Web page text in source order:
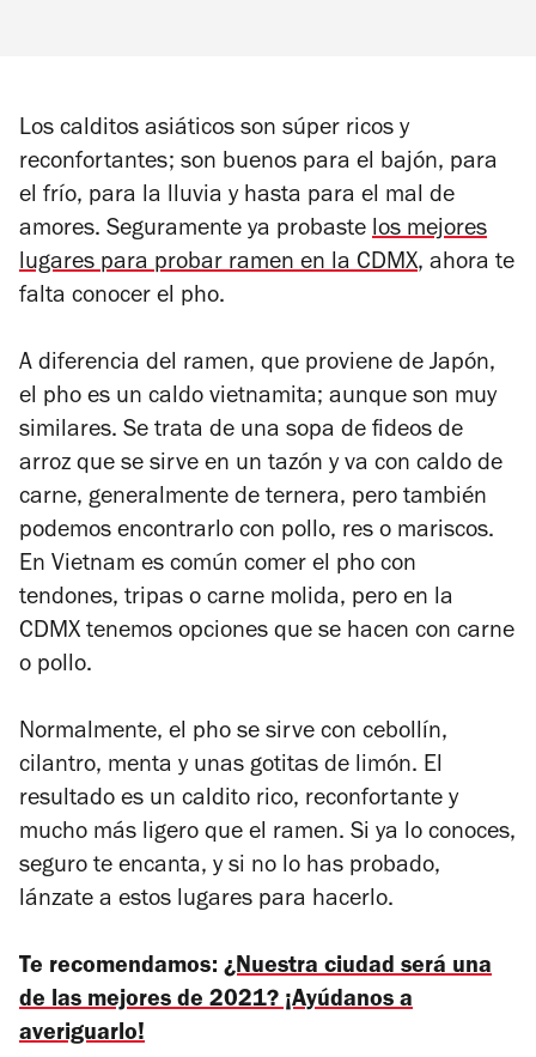
Los calditos asiáticos son súper ricos y
reconfortantes; son buenos para el bajón, para
el frío, para la lluvia y hasta para el mal de
amores. Seguramente ya probaste los mejores
lugares para probar ramen en la CDMX, ahora te
falta conocer el pho.
A diferencia del ramen, que proviene de Japón,
el pho es un caldo vietnamita; aunque son muy
similares. Se trata de una sopa de fideos de
arroz que se sirve en un tazón y va con caldo de
carne, generalmente de ternera, pero también
podemos encontrarlo con pollo, res o mariscos.
En Vietnam es común comer el pho con
tendones, tripas o carne molida, pero en la
CDMX tenemos opciones que se hacen con carne
o pollo.
Normalmente, el pho se sirve con cebollín,
cilantro, menta y unas gotitas de limón. El
resultado es un caldito rico, reconfortante y
mucho más ligero que el ramen. Si ya lo conoces,
seguro te encanta, y si no lo has probado,
lánzate a estos lugares para hacerlo.
Te recomendamos: ¿Nuestra ciudad será una
de las mejores de 2021? ¡Ayúdanos a
averiguarlo!